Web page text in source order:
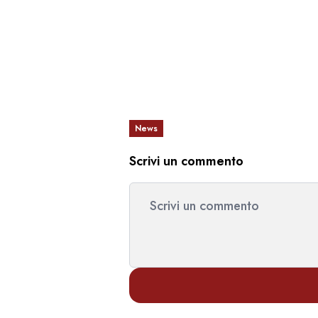
News
Scrivi un commento